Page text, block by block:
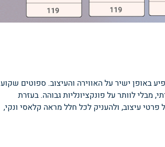
באופן ישיר על האווירה והעיצוב. ספוטים
לוותר על פונקציונליות גבוהה. בעזרת
עיצוב, ולהעניק לכל חלל מראה קלאסי ונקי,